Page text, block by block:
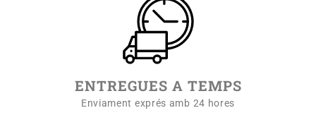
ENTREGUES A TEMPS
Enviament exprés amb 24 hores